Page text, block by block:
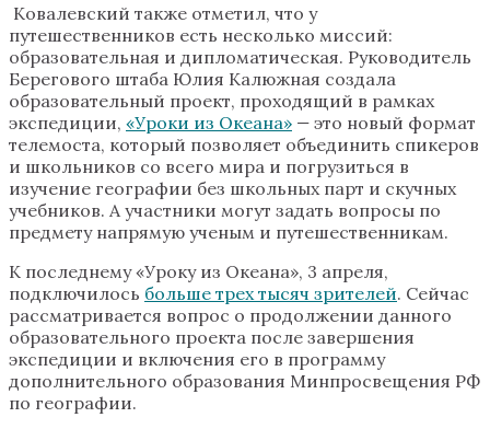
Ковалевский также отметил, что у
путешественников есть несколько миссий:
образовательная и дипломатическая. Руководитель
Берегового штаба Юлия Калюжная создала
образовательный проект, проходящий в рамках
экспедиции, «Уроки из Океана» — это новый формат
телемоста, который позволяет объединить спикеров
и школьников со всего мира и погрузиться в
изучение географии без школьных парт и скучных
учебников. А участники могут задать вопросы по
предмету напрямую ученым и путешественникам.
К последнему «Уроку из Океана», 3 апреля,
подключилось больше трех тысяч зрителей. Сейчас
рассматривается вопрос о продолжении данного
образовательного проекта после завершения
экспедиции и включения его в программу
дополнительного образования Минпросвещения РФ
по географии.